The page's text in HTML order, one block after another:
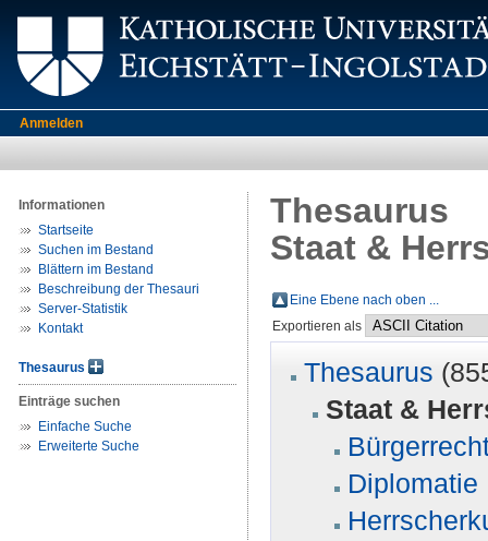
Anmelden
Informationen
Startseite
Suchen im Bestand
Blättern im Bestand
Beschreibung der Thesauri
Server-Statistik
Kontakt
Thesaurus
Einträge suchen
Einfache Suche
Erweiterte Suche
Thesaurus
Staat &
Eine Ebene nach oben ...
Exportieren als
Thesaurus
Staat &
Diplomatie